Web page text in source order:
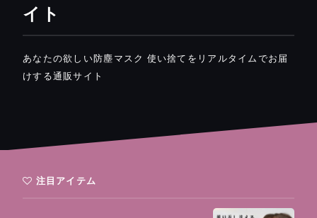
イト
あなたの欲しい防塵マスク 使い捨てをリアルタイムでお届
けする通販サイト
注目アイテム